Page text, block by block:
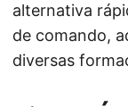
alternativa
de comando,
diversas